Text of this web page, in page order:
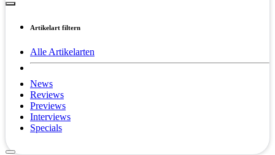
Artikelart filtern
Alle Artikelarten
News
Reviews
Previews
Interviews
Specials